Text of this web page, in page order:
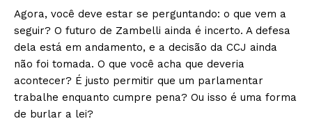
Agora, você deve estar se perguntando: o que vem a
seguir? O futuro de Zambelli ainda é incerto. A defesa
dela está em andamento, e a decisão da CCJ ainda
não foi tomada. O que você acha que deveria
acontecer? É justo permitir que um parlamentar
trabalhe enquanto cumpre pena? Ou isso é uma forma
de burlar a lei?